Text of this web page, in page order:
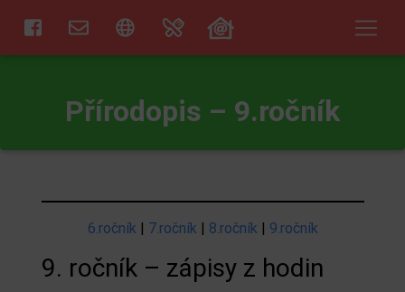
Přírodopis – 9.ročník
6.ročník | 7.ročník | 8.ročník | 9.ročník
9. ročník – zápisy z hodin